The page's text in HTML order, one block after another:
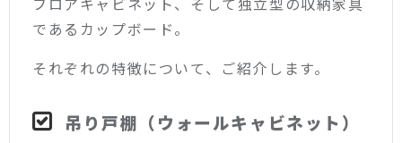
であるカップボード。
それぞれの特徴について、ご紹介します。
吊り戸棚（ウォールキャビネット）